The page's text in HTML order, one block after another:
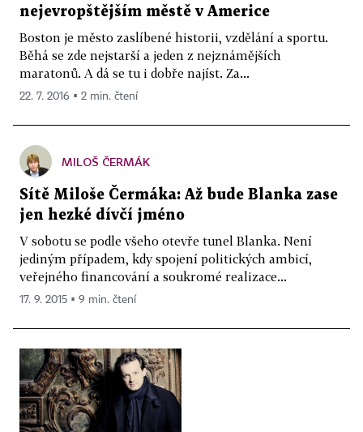
nejevropštějším městě v Americe
Boston je město zaslíbené historii, vzdělání a sportu.
Běhá se zde nejstarší a jeden z nejznámějších
maratonů. A dá se tu i dobře najíst. Za...
22. 7. 2016 ▪ 2 min. čtení
MILOŠ ČERMÁK
Sítě Miloše Čermáka: Až bude Blanka zase
jen hezké dívčí jméno
V sobotu se podle všeho otevře tunel Blanka. Není
jediným případem, kdy spojení politických ambicí,
veřejného financování a soukromé realizace...
17. 9. 2015 ▪ 9 min. čtení